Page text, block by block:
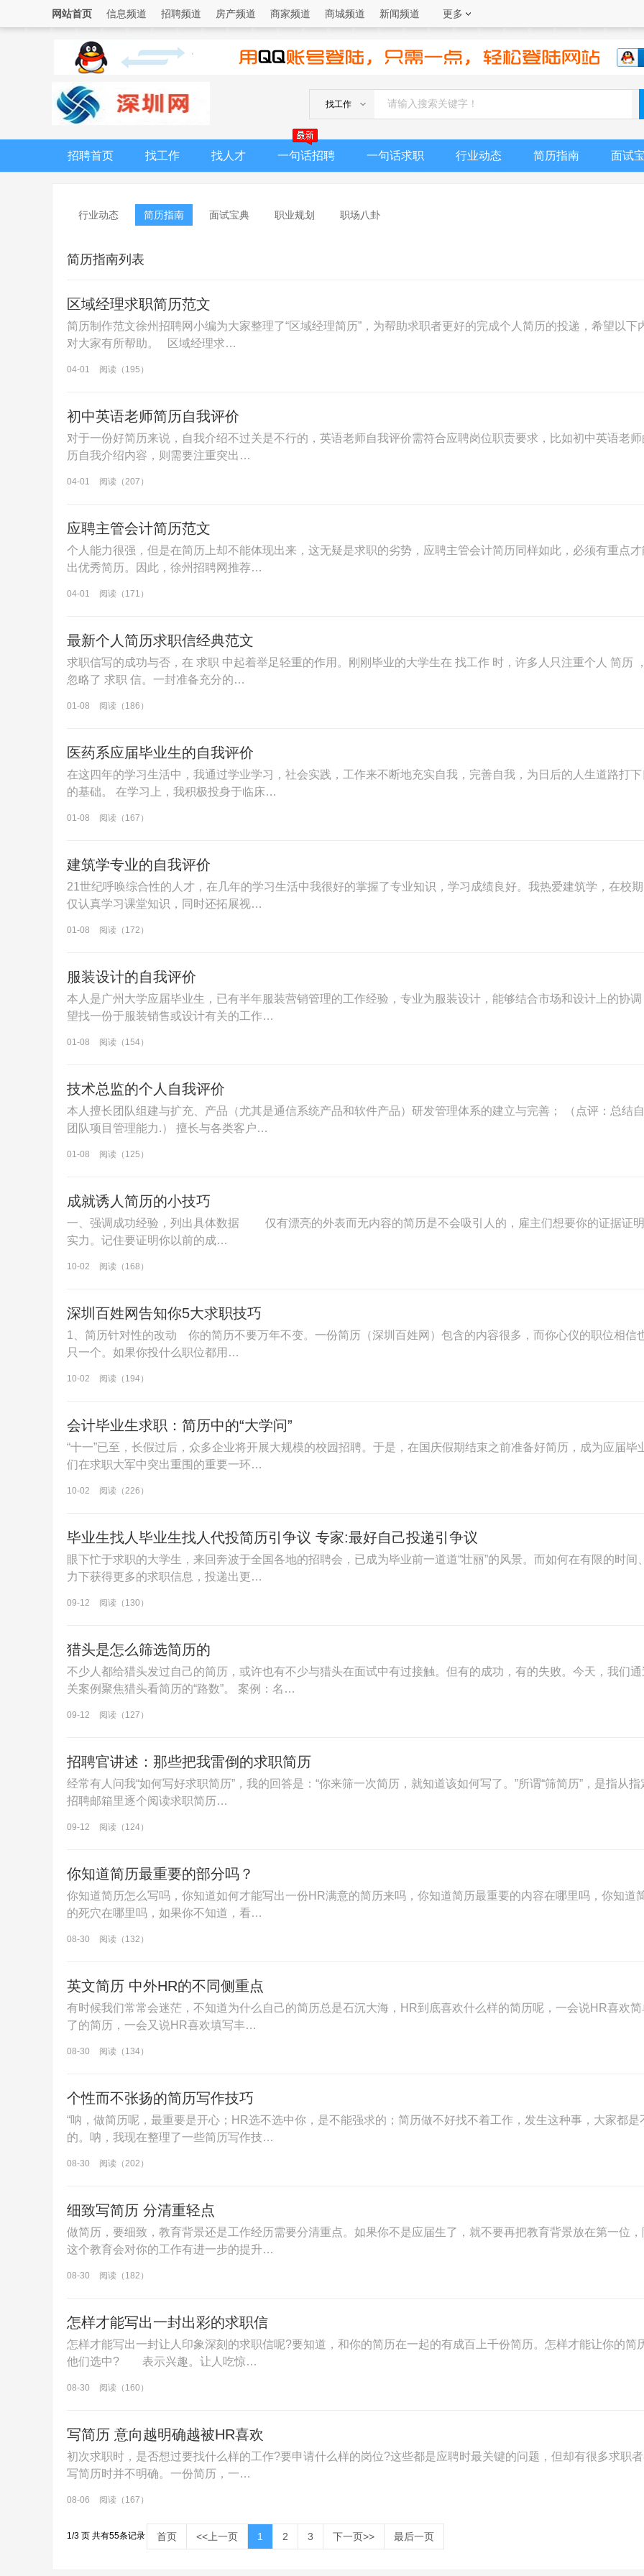
网站首页 信息频道 招聘频道 房产频道 商家频道 商城频道 新闻频道 更多
找工作
招聘首页 找工作 找人才 一句话招聘 一句话求职 行业动态 简历指南 面试
行业动态 简历指南 面试宝典 职业规划 职场八卦
简历指南列表
区域经理求职简历范文
简历制作范文徐州招聘网小编为大家整理了“区域经理简历”，为帮助求职者更好的完成个人简历的投递，希望以下
对大家有所帮助。 区域经理求…
04-01 阅读（195）
初中英语老师简历自我评价
对于一份好简历来说，自我介绍不过关是不行的，英语老师自我评价需符合应聘岗位职责要求，比如初中英语老师
历自我介绍内容，则需要注重突出…
04-01 阅读（207）
应聘主管会计简历范文
个人能力很强，但是在简历上却不能体现出来，这无疑是求职的劣势，应聘主管会计简历同样如此，必须有重点才
出优秀简历。因此，徐州招聘网推荐…
04-01 阅读（171）
最新个人简历求职信经典范文
求职信写的成功与否，在 求职 中起着举足轻重的作用。刚刚毕业的大学生在 找工作 时，许多人只注重个人 简历
忽略了 求职 信。一封准备充分的…
01-08 阅读（186）
医药系应届毕业生的自我评价
在这四年的学习生活中，我通过学业学习，社会实践，工作来不断地充实自我，完善自我，为日后的人生道路打
的基础。 在学习上，我积极投身于临床…
01-08 阅读（167）
建筑学专业的自我评价
21世纪呼唤综合性的人才，在几年的学习生活中我很好的掌握了专业知识，学习成绩良好。我热爱建筑学，在校
仅认真学习课堂知识，同时还拓展视…
01-08 阅读（172）
服装设计的自我评价
本人是广州大学应届毕业生，已有半年服装营销管理的工作经验，专业为服装设计，能够结合市场和设计上的协调
望找一份于服装销售或设计有关的工作…
01-08 阅读（154）
技术总监的个人自我评价
本人擅长团队组建与扩充、产品（尤其是通信系统产品和软件产品）研发管理体系的建立与完善； （点评：总结
团队项目管理能力.） 擅长与各类客户…
01-08 阅读（125）
成就诱人简历的小技巧
一、强调成功经验，列出具体数据 仅有漂亮的外表而无内容的简历是不会吸引人的，雇主们想要你的证据证
实力。记住要证明你以前的成…
10-02 阅读（168）
深圳百姓网告知你5大求职技巧
1、简历针对性的改动 你的简历不要万年不变。一份简历（深圳百姓网）包含的内容很多，而你心仪的职位相信
只一个。如果你投什么职位都用…
10-02 阅读（194）
会计毕业生求职：简历中的“大学问”
“十一”已至，长假过后，众多企业将开展大规模的校园招聘。于是，在国庆假期结束之前准备好简历，成为应届毕
们在求职大军中突出重围的重要一环…
10-02 阅读（226）
毕业生找人毕业生找人代投简历引争议 专家:最好自己投递引争议
眼下忙于求职的大学生，来回奔波于全国各地的招聘会，已成为毕业前一道道“壮丽”的风景。而如何在有限的时间
力下获得更多的求职信息，投递出更…
09-12 阅读（130）
猎头是怎么筛选简历的
不少人都给猎头发过自己的简历，或许也有不少与猎头在面试中有过接触。但有的成功，有的失败。今天，我们通
关案例聚焦猎头看简历的“路数”。 案例：名…
09-12 阅读（127）
招聘官讲述：那些把我雷倒的求职简历
经常有人问我“如何写好求职简历”，我的回答是：“你来筛一次简历，就知道该如何写了。”所谓“筛简历”，是指从指
招聘邮箱里逐个阅读求职简历…
09-12 阅读（124）
你知道简历最重要的部分吗？
你知道简历怎么写吗，你知道如何才能写出一份HR满意的简历来吗，你知道简历最重要的内容在哪里吗，你知道
的死穴在哪里吗，如果你不知道，看…
08-30 阅读（132）
英文简历 中外HR的不同侧重点
有时候我们常常会迷茫，不知道为什么自己的简历总是石沉大海，HR到底喜欢什么样的简历呢，一会说HR喜欢简
了的简历，一会又说HR喜欢填写丰…
08-30 阅读（134）
个性而不张扬的简历写作技巧
“呐，做简历呢，最重要是开心；HR选不选中你，是不能强求的；简历做不好找不着工作，发生这种事，大家都是
的。呐，我现在整理了一些简历写作技…
08-30 阅读（202）
细致写简历 分清重轻点
做简历，要细致，教育背景还是工作经历需要分清重点。如果你不是应届生了，就不要再把教育背景放在第一位，
这个教育会对你的工作有进一步的提升…
08-30 阅读（182）
怎样才能写出一封出彩的求职信
怎样才能写出一封让人印象深刻的求职信呢?要知道，和你的简历在一起的有成百上千份简历。怎样才能让你的简
他们选中? 表示兴趣。让人吃惊…
08-30 阅读（160）
写简历 意向越明确越被HR喜欢
初次求职时，是否想过要找什么样的工作?要申请什么样的岗位?这些都是应聘时最关键的问题，但却有很多求职
写简历时并不明确。一份简历，一…
08-06 阅读（167）
1/3 页 共有55条记录 首页 <<上一页 1 2 3 下一页>> 最后一页